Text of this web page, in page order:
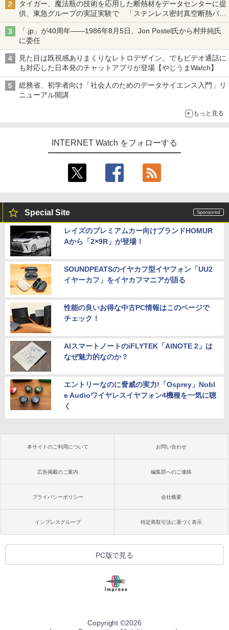
タイガー、魔法瓶の技術を応用した断熱材をデータセンターに提
供、東急グループの実証実験で 「ステンレス密封真空断熱パネ
ル TIVIP」
「.jp」が40周年――1986年8月5日、Jon Postel氏から村井純氏
に委任
見た目は既視感ありまくりなレトロデザイン、でもビデオ通話に
も対応した日本発のチャットアプリが登場【やじうまWatch】
総務省、初学者向け「社会人のためのデータサイエンス入門」リ
ニューアル開講
もっと見る
INTERNET Watch をフォローする
Special Site
レイズのプレミアムカー向けブランドHOMUR
Aから「2×9R」が登場！
SOUNDPEATSのイヤカフ型イヤフォン「UU2
イヤーカフ」をイヤカフマニアが語る
性能の良いお得な中古PC情報はこのページで
チェック！
AIスマートノートのiFLYTEK「AINOTE 2」は
なぜ魅力的なのか？
エントリーなのに脅威の実力!「Osprey」Nobl
e Audioワイヤレスイヤフォン4機種を一気に聴
く
本サイトのご利用について お問い合わせ
広告掲載のご案内 編集部へのご連絡
プライバシーポリシー 会社概要
インプレスグループ 特定商取引法に基づく表示
PC版で見る
Copyright ©2026